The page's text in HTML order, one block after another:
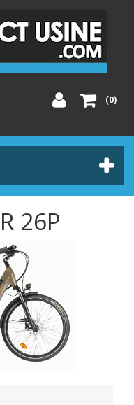
(0)
26P